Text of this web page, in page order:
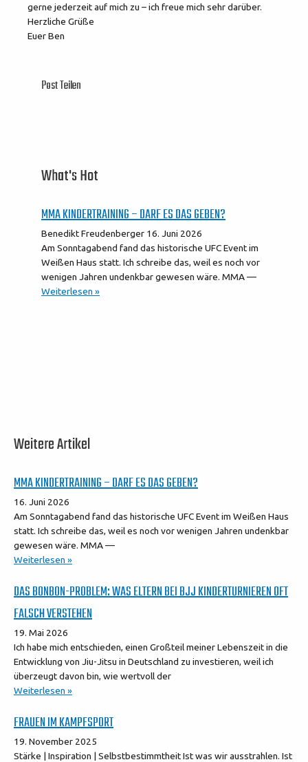
gerne jederzeit auf mich zu – ich freue mich sehr darüber.
Herzliche Grüße
Euer Ben
Post Teilen
What's Hot
MMA KINDERTRAINING – DARF ES DAS GEBEN?
Benedikt Freudenberger 16. Juni 2026
Am Sonntagabend fand das historische UFC Event im
Weißen Haus statt. Ich schreibe das, weil es noch vor
wenigen Jahren undenkbar gewesen wäre. MMA —
Weiterlesen »
Weitere Artikel
MMA KINDERTRAINING – DARF ES DAS GEBEN?
16. Juni 2026
Am Sonntagabend fand das historische UFC Event im Weißen Haus
statt. Ich schreibe das, weil es noch vor wenigen Jahren undenkbar
gewesen wäre. MMA —
Weiterlesen »
DAS BONBON-PROBLEM: WAS ELTERN BEI BJJ KINDERTURNIEREN OFT
FALSCH VERSTEHEN
19. Mai 2026
Ich habe mich entschieden, einen Großteil meiner Lebenszeit in die
Entwicklung von Jiu-Jitsu in Deutschland zu investieren, weil ich
überzeugt davon bin, wie wertvoll der
Weiterlesen »
FRAUEN IM KAMPFSPORT
19. November 2025
Stärke | Inspiration | Selbstbestimmtheit Ist was wir ausstrahlen. Ist